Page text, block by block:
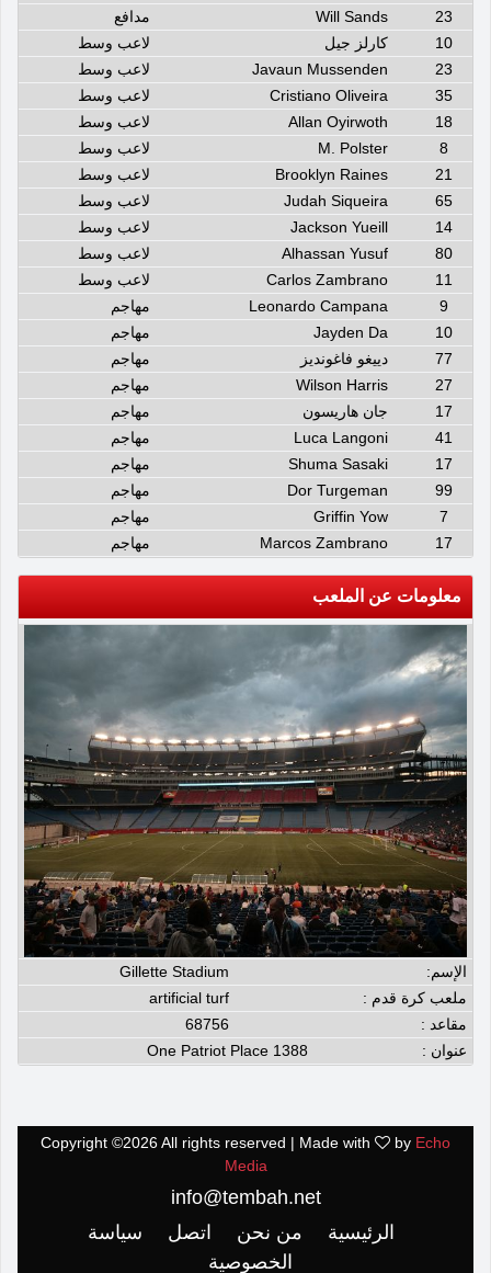
23
Will Sands
مدافع
10
كارلز جيل
لاعب وسط
23
Javaun Mussenden
لاعب وسط
35
Cristiano Oliveira
لاعب وسط
18
Allan Oyirwoth
لاعب وسط
8
M. Polster
لاعب وسط
21
Brooklyn Raines
لاعب وسط
65
Judah Siqueira
لاعب وسط
14
Jackson Yueill
لاعب وسط
80
Alhassan Yusuf
لاعب وسط
11
Carlos Zambrano
لاعب وسط
9
Leonardo Campana
مهاجم
10
Jayden Da
مهاجم
77
دييغو فاغونديز
مهاجم
27
Wilson Harris
مهاجم
17
جان هاريسون
مهاجم
41
Luca Langoni
مهاجم
17
Shuma Sasaki
مهاجم
99
Dor Turgeman
مهاجم
7
Griffin Yow
مهاجم
17
Marcos Zambrano مهاجم
معلومات عن الملعب
الإسم:
Gillette Stadium
ملعب كرة قدم :
artificial turf
مقاعد :
68756
عنوان :
1388 One Patriot Place
Copyright ©2026 All rights reserved | Made with by Echo
Media
info@tembah.net
الرئيسية
من نحن اتصل
سياسة
الخصوصية